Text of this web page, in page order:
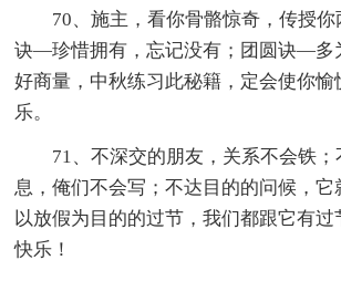
70、施主，看你骨骼惊奇，传授
诀—珍惜拥有，忘记没有；团圆诀—多
好商量，中秋练习此秘籍，定会使你愉
乐。
71、不深交的朋友，关系不会铁
息，俺们不会写；不达目的的问候，它
以放假为目的的过节，我们都跟它有过
快乐！